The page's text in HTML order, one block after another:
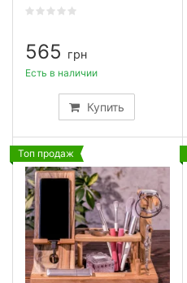
565 грн
Купить
Есть в наличии
Топ продаж